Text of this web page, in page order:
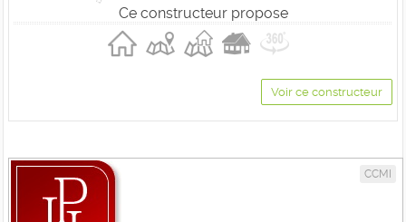
Ce constructeur propose
Voir ce constructeur
CCMI